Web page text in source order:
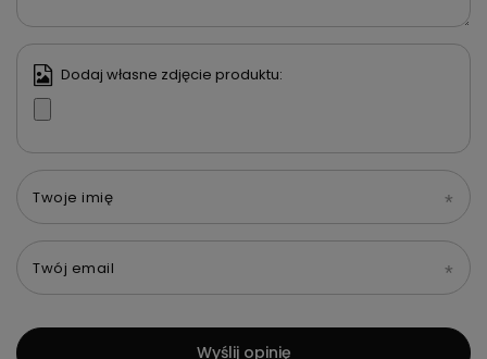
Dodaj własne zdjęcie produktu:
Twoje imię
Twój email
Wyślij opinię